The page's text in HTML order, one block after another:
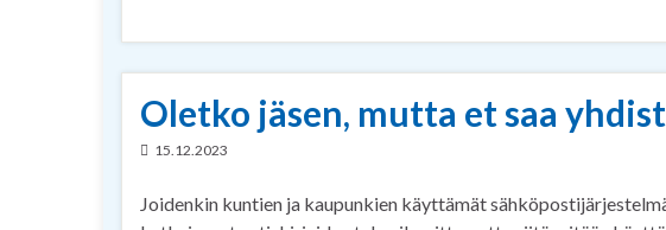
Oletko jäsen, mutta et saa
15.12.2023
Joidenkin kuntien ja kaupunkien käyttämät